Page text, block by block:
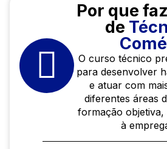
Por que
de
O curso técnico
para desenvolver
e atuar com
diferentes áreas
formação objetiva,
à